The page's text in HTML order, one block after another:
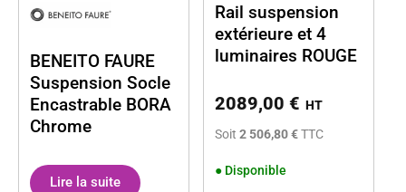
BENEITO FAURE
Suspension Socle
Encastrable BORA
Chrome
Lire la suite
Rail suspension
extérieure et 4
luminaires ROUGE
2089,00 € HT
Soit 2 506,80 €TTC
● Disponible